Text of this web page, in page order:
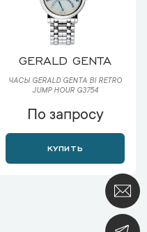
GERALD GENTA
ЧАСЫ GERALD GENTA BI RETRO
JUMP HOUR G3754
По запросу
КУПИТЬ